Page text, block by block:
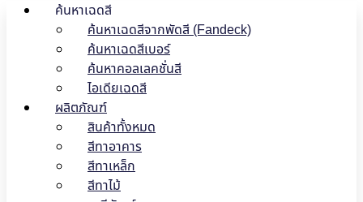
ค้นหาเฉดสี
ค้นหาเฉดสีจากพัดสี (Fandeck)
ค้นหาเฉดสีเบอร์
ค้นหาคอลเลคชั่นสี
ไอเดียเฉดสี
ผลิตภัณฑ์
สินค้าทั้งหมด
สีทาอาคาร
สีทาเหล็ก
สีทาไม้